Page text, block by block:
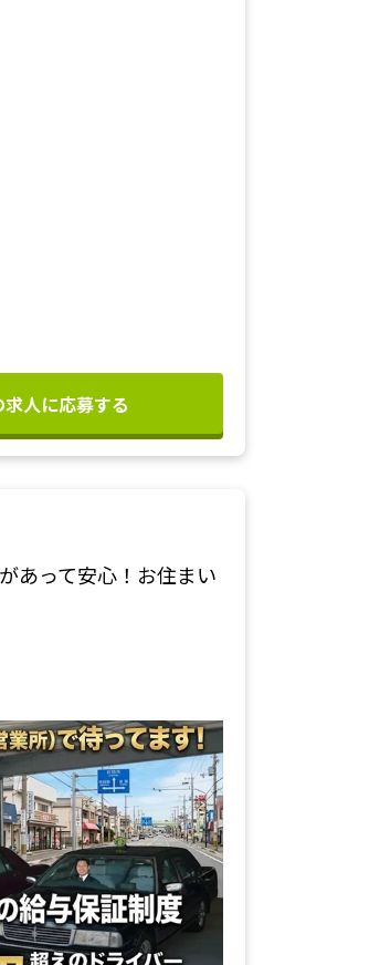
求人に応募する
あって安心！お住まい